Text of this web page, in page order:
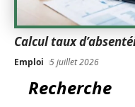
Calcul taux
Emploi 5 juillet 2026
Recherche